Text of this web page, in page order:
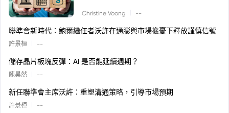
Christine Voong --
聯準會新時代：鮑爾繼任者沃許在通膨與市場擔憂下釋放謹慎信號
許景桓 --
儲存晶片板塊反彈：AI 是否能延續週期？
陳昊然 --
新任聯準會主席沃許：重塑溝通策略，引導市場預期
許景桓 --